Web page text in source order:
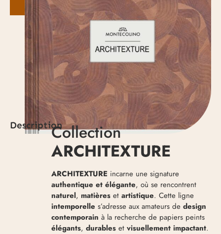
DescriptionCollection
ARCHITEXTURE
ARCHITEXTURE incarne une signature
authentique et élégante, où se rencontrent
naturel, matières etartistique. Cette ligne
intemporelle s’adresse aux amateurs dedesign
contemporain à la recherche de papiers peints
élégants,durables etvisuellement impactant.